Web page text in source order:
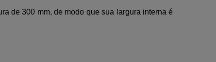
de 300 mm, de modo que sua largura interna é